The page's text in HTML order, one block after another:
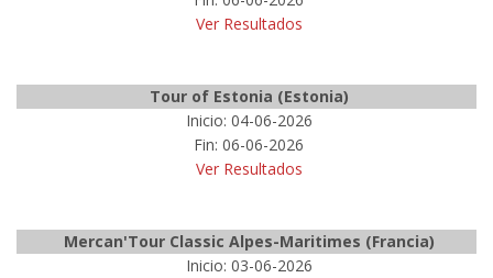
Ver Resultados
Tour of Estonia (Estonia)
Inicio: 04-06-2026
Fin: 06-06-2026
Ver Resultados
Mercan'Tour Classic Alpes-Maritimes (Francia)
Inicio: 03-06-2026